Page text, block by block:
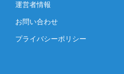
運営者情報
お問い合わせ
プライバシーポリシー